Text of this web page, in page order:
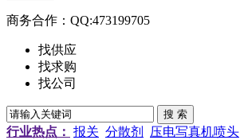
商务合作： QQ:473199705
找供应
找求购
找公司
行业热点： 报关 分散剂 压电写真机喷头